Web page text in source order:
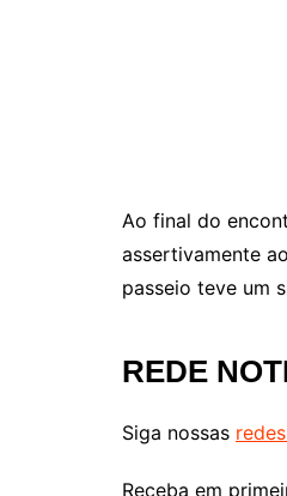
Ao final do
assertivamente
passeio teve um
REDE
Siga nossas
Receba em